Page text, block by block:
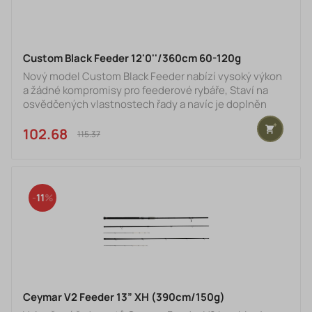
Custom Black Feeder 12'0''/360cm 60-120g
Nový model Custom Black Feeder nabízí vysoký výkon
a žádné kompromisy pro feederové rybáře, Staví na
osvědčených vlastnostech řady a navíc je doplněn
novým designem špičky prutu. Tenké blanky z vysoce
modulového karbonu 30T této série nabízejí dostatek
síly pro daleké a přesné hody, ale také rychlou akci a
korku a EVA zajišťují pevný úchop i za podmínek vysoké
102.68 €115.37 €
11
Ceymar V2 Feeder 13” XH (390cm/150g)